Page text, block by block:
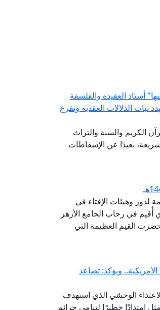
أستاذ العقيدة والفلسفة
ثبات الدلالات العقدية وتفرغ
الكريم والسنة والتراث
بعيدًا عن الإسقاطات
لدور وهيئات الإفتاء في
الشريف، بحلول العام الهجري الجديد 1448هـ، والذي أُقيم في رحاب الجامع الأزهر
القيم العظيمة التي
ويؤكد: تصاعد
الوحشي الذي استهدف
امتدادًا خطيرًا لتنامي جرائم